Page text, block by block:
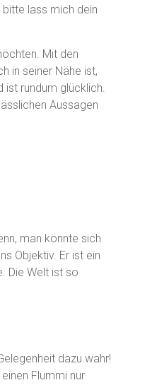
lass mich dein
Mit den
in seiner Nähe ist,
ist rundum glücklich.
Aussagen
man könnte sich
Objektiv. Er ist ein
Die Welt ist so
dazu wahr!
Flummi nur